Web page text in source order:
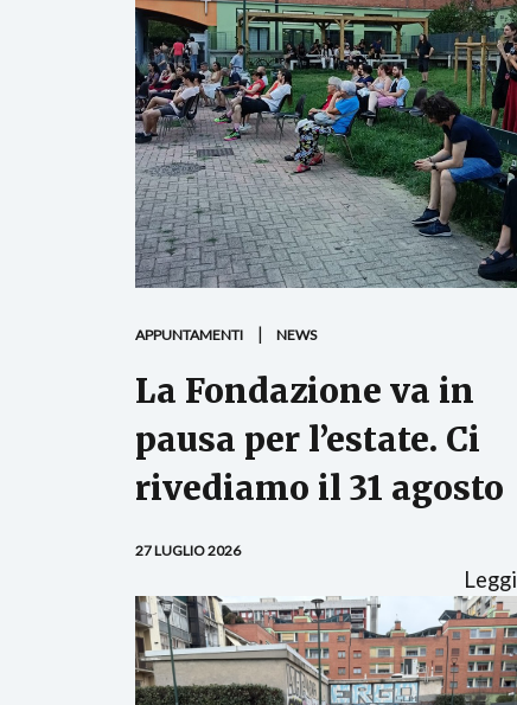
APPUNTAMENTI NEWS
La Fondazione va in
pausa per l’estate. Ci
rivediamo il 31 agosto
27 LUGLIO 2026
Leggi